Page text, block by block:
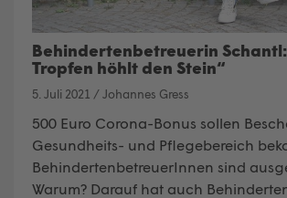
Behindertenbetreuerin
Tropfen höhlt den Stein“
5. Juli 2021 /Johannes Gress
500 Euro Corona-Bonus sollen
Gesundheits- und Pflegebereich
BehindertenbetreuerInnen sind
Warum? Darauf hat auch